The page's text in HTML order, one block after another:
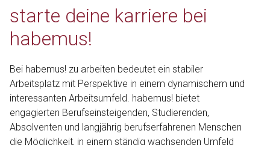
starte deine karriere bei
habemus!
Bei habemus! zu arbeiten bedeutet ein stabiler
Arbeitsplatz mit Perspektive in einem dynamischem und
interessanten Arbeitsumfeld. habemus! bietet
engagierten Berufseinsteigenden, Studierenden,
Absolventen und langjährig berufserfahrenen Menschen
die Möglichkeit, in einem ständig wachsenden Umfeld